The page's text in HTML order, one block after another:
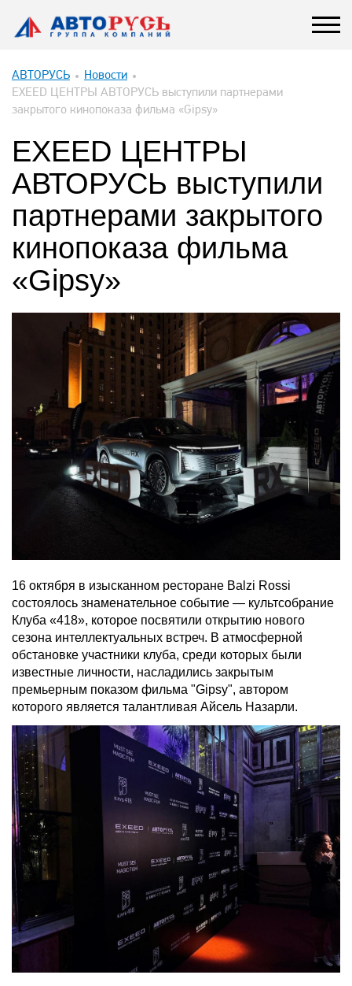
АВТОРУСЬ
Новости
EXEED ЦЕНТРЫ АВТОРУСЬ выступили партнерами
закрытого кинопоказа фильма «Gipsy»
EXEED ЦЕНТРЫ
АВТОРУСЬ выступили
партнерами закрытого
кинопоказа фильма
«Gipsy»
16 октября в изысканном ресторане Balzi Rossi
состоялось знаменательное событие — культсобрание
Клуба «418», которое посвятили открытию нового
сезона интеллектуальных встреч. В атмосферной
обстановке участники клуба, среди которых были
известные личности, насладились закрытым
премьерным показом фильма "Gipsy", автором
которого является талантливая Айсель Назарли.